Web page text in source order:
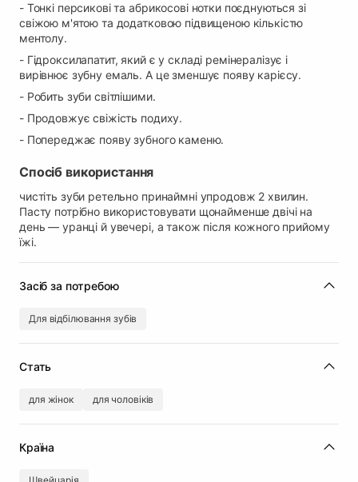
- Тонкі персикові та абрикосові нотки поєднуються зі
свіжою м'ятою та додатковою підвищеною кількістю
ментолу.
- Гідроксилапатит, який є у складі ремінералізує і
вирівнює зубну емаль. А це зменшує появу карієсу.
- Робить зуби світлішими.
- Продовжує свіжість подиху.
- Попереджає появу зубного каменю.
Спосіб використання
чистіть зуби ретельно принаймні упродовж 2 хвилин.
Пасту потрібно використовувати щонайменше двічі на
день — уранці й увечері, а також після кожного прийому
їжі.
Засіб за потребою
Для відбілювання зубів
Стать
для жінок для чоловіків
Країна